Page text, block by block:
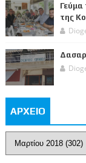
Γεύμα
της
ΑΡΧΕΙΟ